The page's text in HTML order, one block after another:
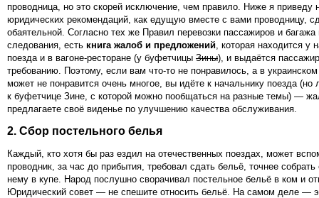
проводница, но это скорей исключение, чем правило. Ниже я приведу
юридических рекомендаций, как едущую вместе с вами проводницу,
обаятельной. Согласно тех же Правил перевозки пассажиров и багажа
следования, есть книга жалоб и предложений , которая находится у
поезда и в вагоне-ресторане (у буфетчицы Зины), и выдаётся
требованию. Поэтому, если вам что-то не понравилось, а в
может не понравится очень многое, вы идёте к начальнику поезда (но
к буфетчице Зине, с которой можно пообщаться на разные темы) —
предлагаете своё виденье по улучшению качества обслуживания.
2. Сбор постельного белья
Каждый, кто хотя бы раз ездил на отечественных поездах, может
проводник, за час до прибытия, требовал сдать бельё, точнее собрать
нему в купе. Народ послушно сворачивал постельное бельё в ком и
Юридический совет — не спешите относить бельё. На самом деле —